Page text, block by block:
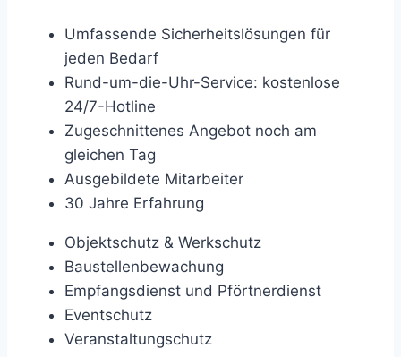
Umfassende Sicherheitslösungen für
jeden Bedarf
Rund-um-die-Uhr-Service: kostenlose
24/7-Hotline
Zugeschnittenes Angebot noch am
gleichen Tag
Ausgebildete Mitarbeiter
30 Jahre Erfahrung
Objektschutz & Werkschutz
Baustellenbewachung
Empfangsdienst und Pförtnerdienst
Eventschutz
Veranstaltungschutz